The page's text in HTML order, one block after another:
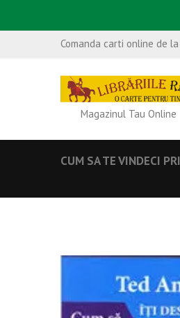
Comanda carti online de
Magazinul Tau Online
CUM SA TE VINDECI